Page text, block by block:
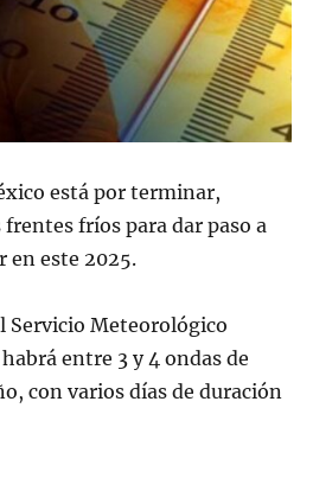
está por terminar,
fríos para dar paso a
en este 2025.
Servicio Meteorológico
entre 3 y 4 ondas de
con varios días de duración